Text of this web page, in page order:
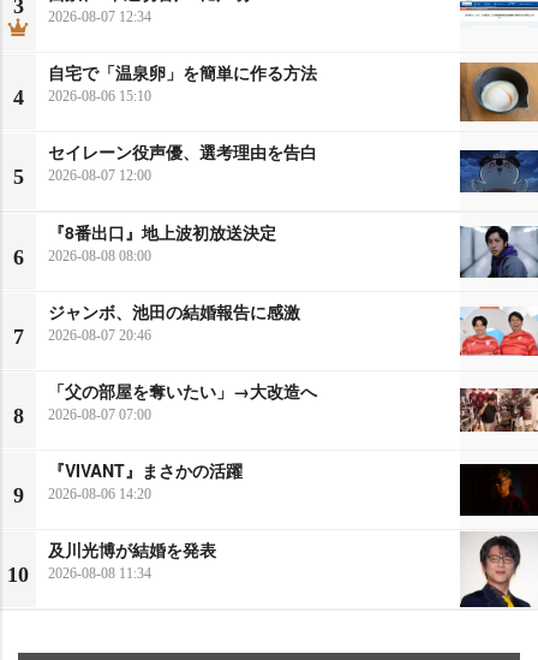
3 2026-08-07 12:34
4
自宅で「温泉卵」を簡単に作る方法
2026-08-06 15:10
5
セイレーン役声優、選考理由を告白
2026-08-07 12:00
6
『8番出口』地上波初放送決定
2026-08-08 08:00
7
ジャンボ、池田の結婚報告に感激
2026-08-07 20:46
8
「父の部屋を奪いたい」→大改造へ
2026-08-07 07:00
9
『VIVANT』まさかの活躍
2026-08-06 14:20
10
及川光博が結婚を発表
2026-08-08 11:34